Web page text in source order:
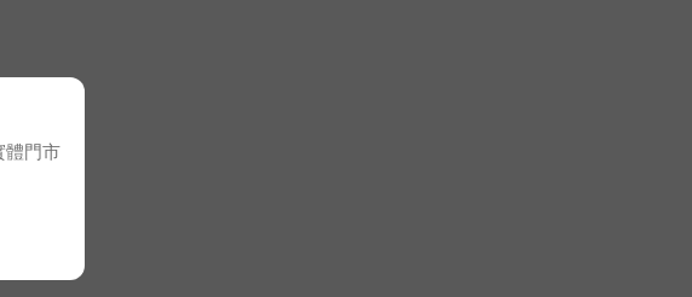
體門市